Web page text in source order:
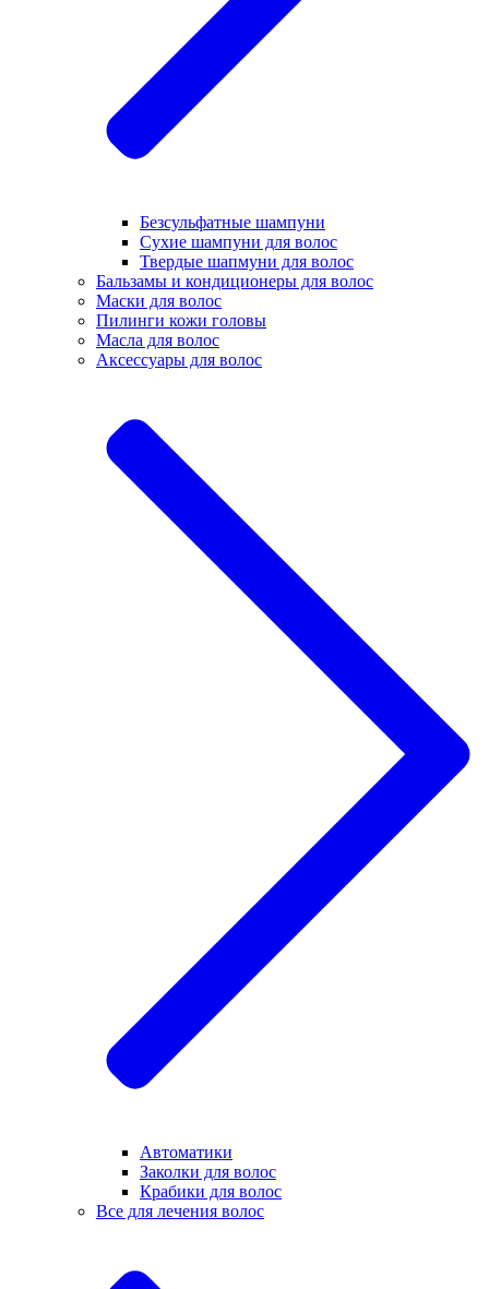
Безсульфатные шампуни
Сухие шампуни для волос
Твердые шапмуни для волос
Бальзамы и кондиционеры для волос
Маски для волос
Пилинги кожи головы
Масла для волос
Аксессуары для волос
Автоматики
Заколки для волос
Крабики для волос
Все для лечения волос